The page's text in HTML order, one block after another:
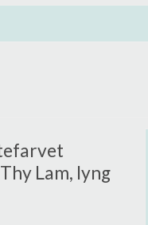
Lam, lyng